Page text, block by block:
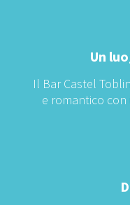
Un
Il Bar Castel
e romantico